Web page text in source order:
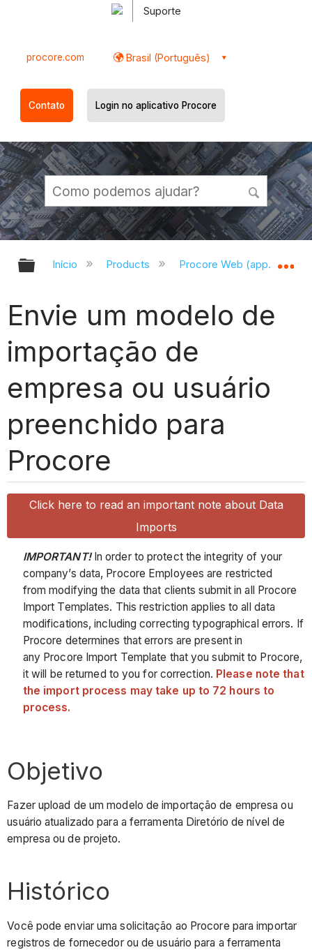
Suporte
procore.com Brasil (Português)
Contato Login no aplicativo Procore
Expandir/recolher hierarquia
Início Products Procore Web
Envie um modelo de
importação de
empresa ou usuário
preenchido para
Procore
Click here to read an important note about Data
Imports
IMPORTANT! In order to protect the integrity of your
company’s data, Procore Employees are restricted
from modifying the data that clients submit in all Procore
Import Templates. This restriction applies to all data
modifications, including correcting typographical errors. If
Procore determines that errors are present in
any Procore Import Template that you submit to Procore,
it will be returned to you for correction. Please note that
the import process may take up to 72 hours to
process.
Objetivo
Fazer upload de um modelo de importação de empresa ou
usuário atualizado para a ferramenta Diretório de nível de
empresa ou de projeto.
Histórico
Você pode enviar uma solicitação ao Procore para importar
registros de fornecedor ou de usuário para a ferramenta